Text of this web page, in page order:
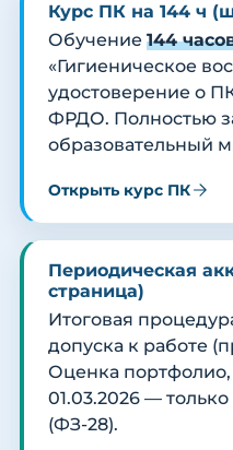
Курс ПК на 144 ч
Обучение 144
«Гигиеническое
удостоверение о
ФРДО. Полностью
образовательный
Открыть курс ПК
Периодическая
страница)
Итоговая
допуска к работе
Оценка портфолио,
01.03.2026 —
(ФЗ-28).